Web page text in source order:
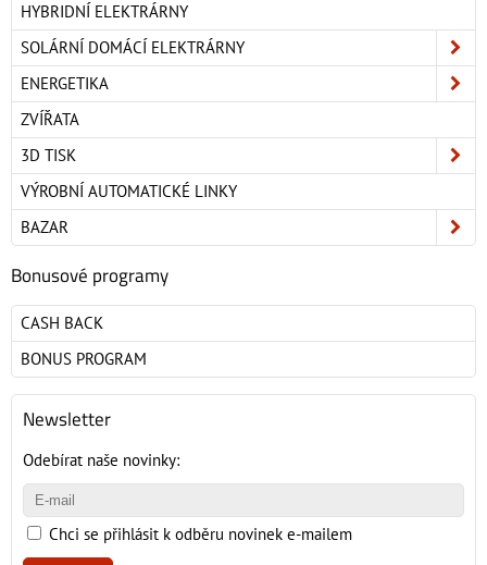
HYBRIDNÍ ELEKTRÁRNY
SOLÁRNÍ DOMÁCÍ ELEKTRÁRNY
ENERGETIKA
ZVÍŘATA
3D TISK
VÝROBNÍ AUTOMATICKÉ LINKY
BAZAR
Bonusové programy
CASH BACK
BONUS PROGRAM
Newsletter
Odebírat naše novinky:
Chci se přihlásit k odběru novinek e-mailem